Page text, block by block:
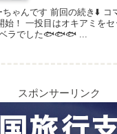
ちゃんです 前回の続き⬇️ コ
始！ 一投目はオキアミをセ
ラでした🐟🐟🐟 ...
スポンサーリンク